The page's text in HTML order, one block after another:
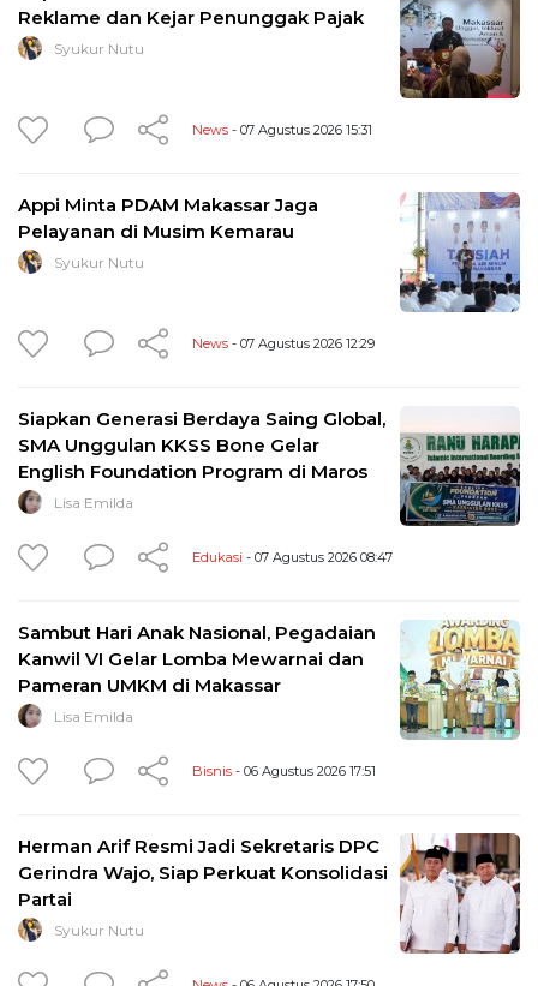
Reklame dan Kejar Penunggak Pajak
Syukur Nutu
News - 07 Agustus 2026 15:31
Appi Minta PDAM Makassar Jaga
Pelayanan di Musim Kemarau
Syukur Nutu
News - 07 Agustus 2026 12:29
Siapkan Generasi Berdaya Saing Global,
SMA Unggulan KKSS Bone Gelar
English Foundation Program di Maros
Lisa Emilda
Edukasi - 07 Agustus 2026 08:47
Sambut Hari Anak Nasional, Pegadaian
Kanwil VI Gelar Lomba Mewarnai dan
Pameran UMKM di Makassar
Lisa Emilda
Bisnis - 06 Agustus 2026 17:51
Herman Arif Resmi Jadi Sekretaris DPC
Gerindra Wajo, Siap Perkuat Konsolidasi
Partai
Syukur Nutu